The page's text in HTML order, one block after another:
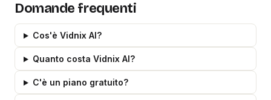
Domande frequenti
Cos'è Vidnix AI?
Quanto costa Vidnix AI?
C'è un piano gratuito?